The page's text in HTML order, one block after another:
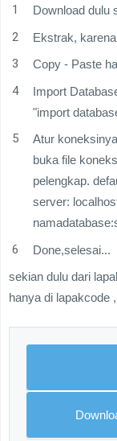
Download dulu
Ekstrak,
Copy - Paste
Import
"import
Atur
buka file
pelengkap.
server:
Done,selesai...
sekian dulu dari
hanya di lapakcode